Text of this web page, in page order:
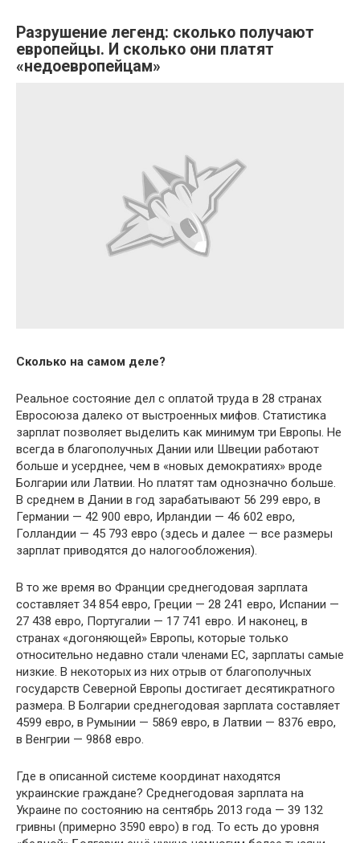
Разрушение легенд: сколько получают
европейцы. И сколько они платят
«недоевропейцам»
Сколько на самом деле?
Реальное состояние дел с оплатой труда в 28 странах
Евросоюза далеко от выстроенных мифов. Статистика
зарплат позволяет выделить как минимум три Европы. Не
всегда в благополучных Дании или Швеции работают
больше и усерднее, чем в «новых демократиях» вроде
Болгарии или Латвии. Но платят там однозначно больше.
В среднем в Дании в год зарабатывают 56 299 евро, в
Германии — 42 900 евро, Ирландии — 46 602 евро,
Голландии — 45 793 евро (здесь и далее — все размеры
зарплат приводятся до налогообложения).
В то же время во Франции среднегодовая зарплата
составляет 34 854 евро, Греции — 28 241 евро, Испании —
27 438 евро, Португалии — 17 741 евро. И наконец, в
странах «догоняющей» Европы, которые только
относительно недавно стали членами ЕС, зарплаты самые
низкие. В некоторых из них отрыв от благополучных
государств Северной Европы достигает десятикратного
размера. В Болгарии среднегодовая зарплата составляет
4599 евро, в Румынии — 5869 евро, в Латвии — 8376 евро,
в Венгрии — 9868 евро.
Где в описанной системе координат находятся
украинские граждане? Среднегодовая зарплата на
Украине по состоянию на сентябрь 2013 года — 39 132
гривны (примерно 3590 евро) в год. То есть до уровня